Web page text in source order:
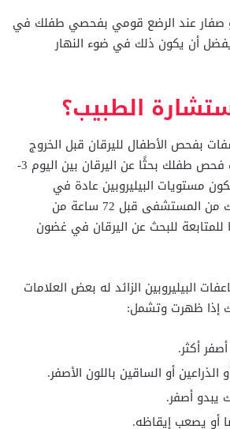
صفار عند الرضع قومي بفحصي طفلك في
أن يكون ذلك في ضوء النهار
الطبيب؟
بفحص الأطفال لليرقان قبل الخروج
من المستشفى، ويجب فحص طفلك بحثًا عن اليرقان بين اليوم 3-
تكون مستويات البيليروبين عادة في
ذروتها، وإذا خرج طفلك من المستشفى قبل 72 ساعة من
للمتابعة للبحث عن اليرقان في غضون
البيليروبين الزائد له بعض العلامات
إذا ظهرت وتشمل:
أكثر.
الذراعين أو الساقين باللون الأصفر.
أصفر.
أو يصعب إيقاظه.